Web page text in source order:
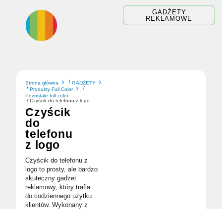
GADŻETY
REKLAMOWE
Strona główna /GADŻETY
/Produkty Full Color
/
Pozostałe full color
/ Czyścik do telefonu z logo
Czyścik
do
telefonu
z logo
Czyścik do telefonu z
logo to prosty, ale bardzo
skuteczny gadżet
reklamowy, który trafia
do codziennego użytku
klientów. Wykonany z